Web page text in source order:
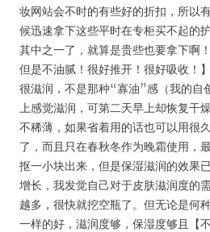
妆网站会不时的有些好的折扣，所以
候迅速拿下这些平时在专柜买不起的
其中之一了，就算是贵些也要拿下啊
但是不油腻！很好推开！很好吸收！
很滋润，不是那种“寡油”感（我的自
上感觉滋润，可第二天早上却恢复干
不稀薄，如果省着用的话也可以用很
了，而且只在春秋冬作为晚霜使用，
抠一小块出来，但是保湿滋润的效果
增长，我发觉自己对于皮肤滋润度的
越多，很快就挖空瓶了。但无论是何
一样的好，滋润度够，保湿度够且【